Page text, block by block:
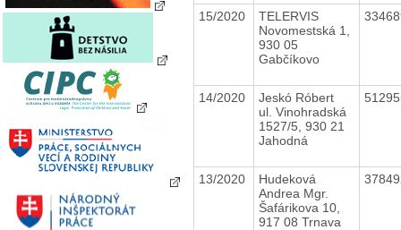
15/2020
TELERVIS
Novomestská 1,
930 05
Gabčíkovo
14/2020
Jeskó Róbert
ul. Vinohradská
1527/5, 930 21
Jahodná
13/2020
Hudeková
Andrea Mgr.
Šafárikova 10,
917 08 Trnava